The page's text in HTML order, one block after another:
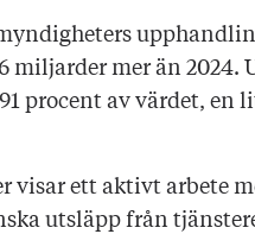
miljarder mer än 2024.
procent av värdet, en
visar ett aktivt arbete
utsläpp från